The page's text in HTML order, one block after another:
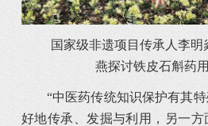
国家级非遗项目传承人李
燕探讨铁皮石斛药
“中医药传统知识保护有其
好地传承、发掘与利用，另一